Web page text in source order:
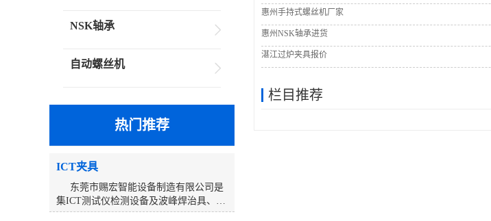
惠州手持式螺丝机厂家
惠州NSK轴承进货
湛江过炉夹具报价
栏目推荐
NSK轴承
自动螺丝机
热门推荐
ICT夹具
东莞市赐宏智能设备制造有限公司是
集ICT测试仪检测设备及波峰焊治具、
ICT测试治具、过锡炉治具、功能治具的